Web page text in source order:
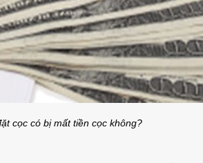
cọc có bị mất tiền cọc không?
Đông
giá rẻ
Cho Thuê Nhà
Full Nội Thất
40 triệu/
2 lầu 102m2